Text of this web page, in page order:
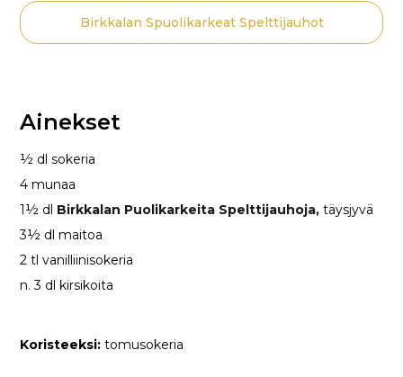
Birkkalan Spuolikarkeat Spelttijauhot
Ainekset
½ dl sokeria
4 munaa
1½ dl Birkkalan Puolikarkeita Spelttijauhoja, täysjyvä
3½ dl maitoa
2 tl vanilliinisokeria
n. 3 dl kirsikoita
Koristeeksi:tomusokeria